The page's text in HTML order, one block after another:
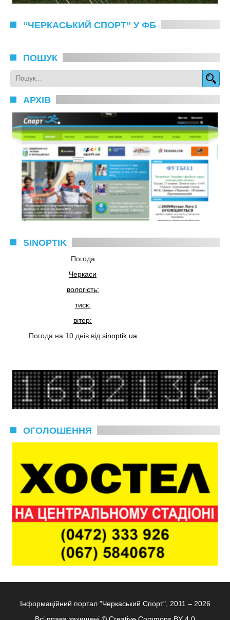
“ЧЕРКАСЬКИЙ СПОРТ” У ФБ
ПОШУК
АРХІВ
SINOPTIK
Погода
Черкаси
вологість:
тиск:
вітер:
Погода на 10 днів від sinoptik.ua
ОГОЛОШЕННЯ
Інформаційний портал "Черкаський Спорт", 2011 – 2026